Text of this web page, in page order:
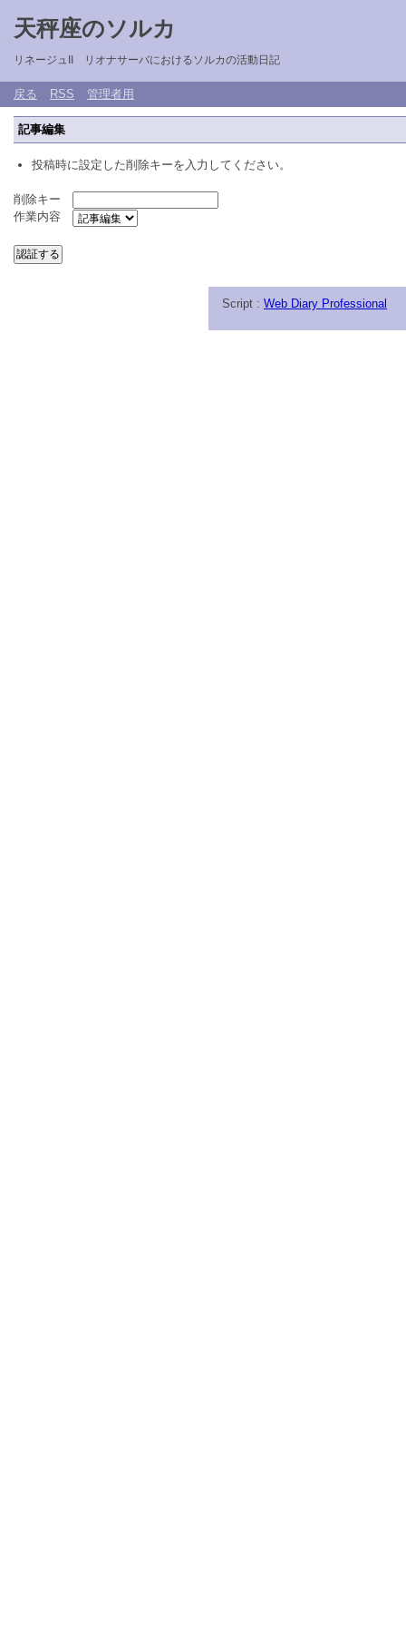
天秤座のソルカ
リネージュII リオナサーバにおけるソルカの活動日記
戻る RSS 管理者用
記事編集
投稿時に設定した削除キーを入力してください。
削除キー
作業内容
Script : Web Diary Professional